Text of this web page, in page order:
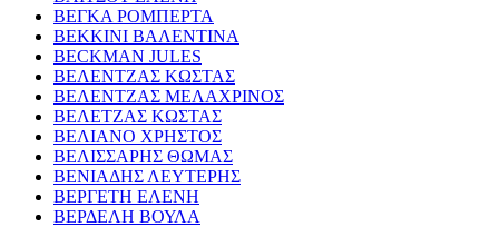
ΒΕΓΚΑ ΡΟΜΠΕΡΤΑ
ΒΕΚΚΙΝΙ ΒΑΛΕΝΤΙΝΑ
BECKMAN JULES
ΒΕΛΕΝΤΖΑΣ ΚΩΣΤΑΣ
ΒΕΛΕΝΤΖΑΣ ΜΕΛΑΧΡΙΝΟΣ
ΒΕΛΕΤΖΑΣ ΚΩΣΤΑΣ
ΒΕΛΙΑΝΟ ΧΡΗΣΤΟΣ
ΒΕΛΙΣΣΑΡΗΣ ΘΩΜΑΣ
ΒΕΝΙΑΔΗΣ ΛΕΥΤΕΡΗΣ
ΒΕΡΓΕΤΗ ΕΛΕΝΗ
ΒΕΡΔΕΛΗ ΒΟΥΛΑ